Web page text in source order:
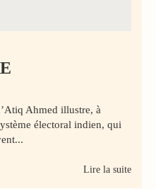
Ahmed illustre, à
électoral indien, qui
Lire la suite